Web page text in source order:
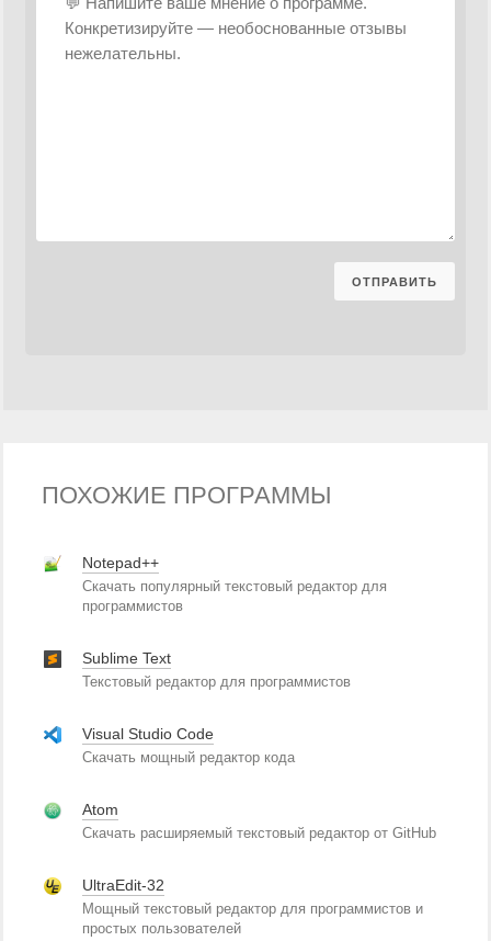
ПОХОЖИЕ ПРОГРАММЫ
Notepad++
Скачать популярный текстовый редактор для
программистов
Sublime Text
Текстовый редактор для программистов
Visual Studio Code
Скачать мощный редактор кода
Atom
Скачать расширяемый текстовый редактор от GitHub
UltraEdit-32
Мощный текстовый редактор для программистов и
простых пользователей